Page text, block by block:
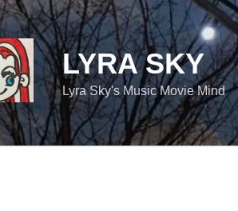
LYRA SKY
Lyra Sky's Music Movie Mind